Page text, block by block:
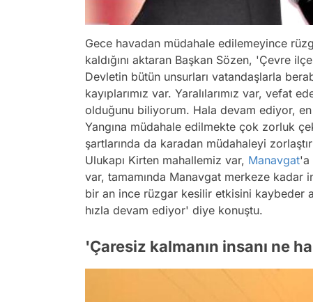
Gece havadan müdahale edilemeyince
kaldığını aktaran Başkan Sözen, 'Çevre
Devletin bütün unsurları vatandaşlarla
kayıplarımız var. Yaralılarımız var, vefat
olduğunu biliyorum. Hala devam ediyor,
Yangına müdahale edilmekte çok zorluk
şartlarında da karadan müdahaleyi
Ulukapı Kirten mahallemiz var, Manavgat'a
var, tamamında Manavgat merkeze kadar
bir an ince rüzgar kesilir etkisini kaybeder
hızla devam ediyor' diye konuştu.
'Çaresiz kalmanın insanı ne